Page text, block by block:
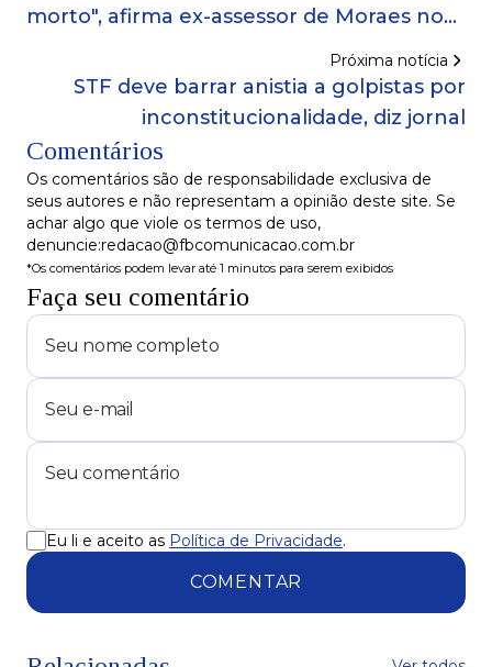
morto", afirma ex-assessor de Moraes no
Próxima notícia
STF deve barrar anistia a golpistas por
inconstitucionalidade, diz jornal
Comentários
Os comentários são de responsabilidade exclusiva de
seus autores e não representam a opinião deste site. Se
achar algo que viole os termos de uso,
denuncie:redacao@fbcomunicacao.com.br
*Os comentários podem levar até 1 minutos para serem exibidos
Faça seu comentário
Eu li e aceito as Política de Privacidade.
COMENTAR